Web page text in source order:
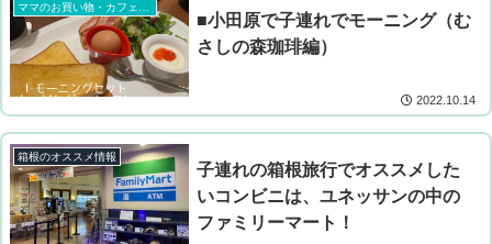
ママのお買い物・カフェ事情
■小田原で子連れでモーニング（む
さしの森珈琲編）
2022.10.14
箱根のオススメ情報
子連れの箱根旅行でオススメした
いコンビニは、ユネッサンの中の
ファミリーマート！